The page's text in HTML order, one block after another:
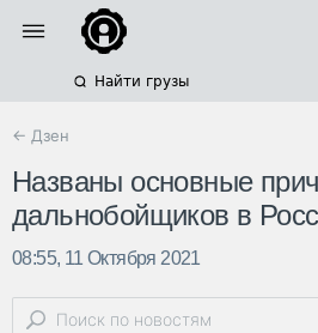
Найти грузы
← Дзен
Названы основные
дальнобойщиков в
08:55, 11 Октября 2021